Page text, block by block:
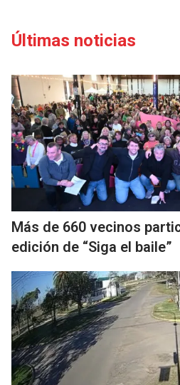
Últimas noticias
Más de 660 vecinos
edición de “Siga el baile”